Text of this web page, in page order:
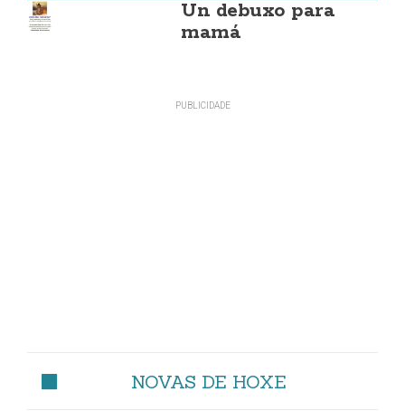
Un debuxo para
mamá
NOVAS DE HOXE